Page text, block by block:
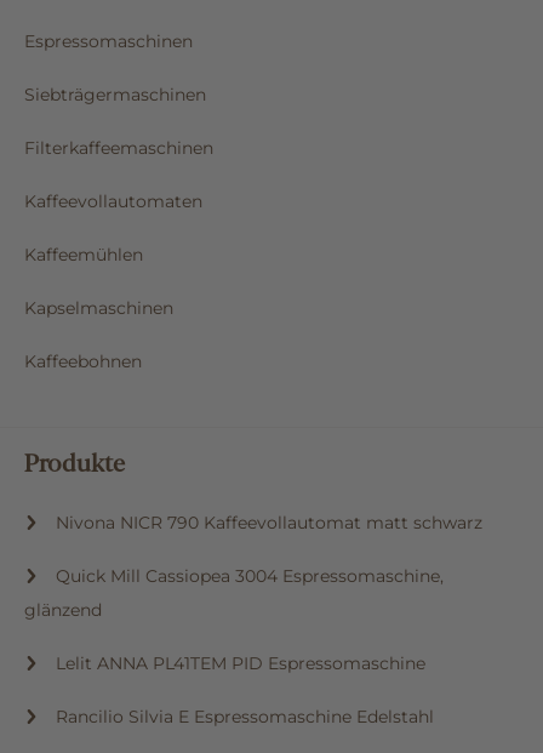
Espressomaschinen
Siebträgermaschinen
Filterkaffeemaschinen
Kaffeevollautomaten
Kaffeemühlen
Kapselmaschinen
Kaffeebohnen
Produkte
Nivona NICR 790 Kaffeevollautomat matt schwarz
Quick Mill Cassiopea 3004 Espressomaschine,
glänzend
Lelit ANNA PL41TEM PID Espressomaschine
Rancilio Silvia E Espressomaschine Edelstahl